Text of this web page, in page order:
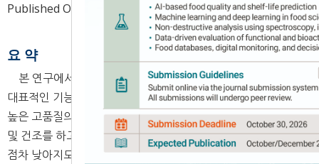
Published Online: Feb 28, 2020
요 약
본 연구에서는 benzopyrene이 거의 발생하지 않고 흑삼의
대표적인 기능성 성분인 ginsenoside Rg3와 갈변물질 함량이
높은 고품질의 구증구포 흑삼을 개발하고자 낮은 pH에서 증자
및 건조를 하고, 증포횟수가 증가함에 따라 증포 온도와 시간이
점차 낮아지도록 설정한 후 증포조건을 모니터링하였다. 구증